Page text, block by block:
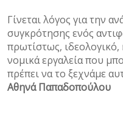
Γίνεται λόγος για την
συγκρότησης ενός
πρωτίστως,
νομικά εργαλεία που
πρέπει να το ξεχνάμε
Αθηνά Παπαδοπούλου